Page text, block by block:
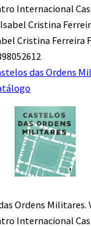
Internacional
Cristina
Cristina Ferreira
das Ordens
Ordens Militares.
Internacional